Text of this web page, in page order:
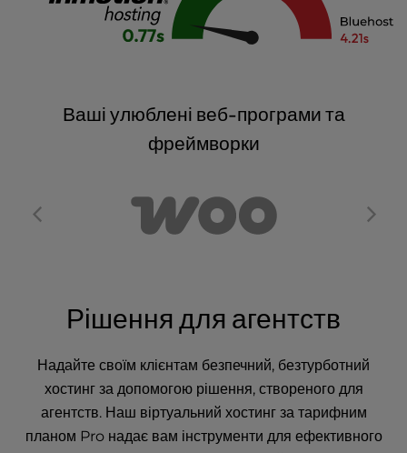
Ваші улюблені веб-програми та
фреймворки
Рішення для агентств
Надайте своїм клієнтам безпечний, безтурботний
хостинг за допомогою рішення, створеного для
агентств. Наш віртуальний хостинг за тарифним
планом Pro надає вам інструменти для ефективного